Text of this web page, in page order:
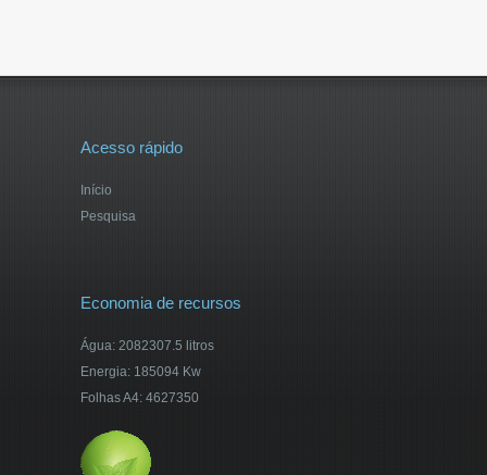
Acesso rápido
Início
Pesquisa
Economia de recursos
Água: 2082307.5 litros
Energia: 185094 Kw
Folhas A4: 4627350